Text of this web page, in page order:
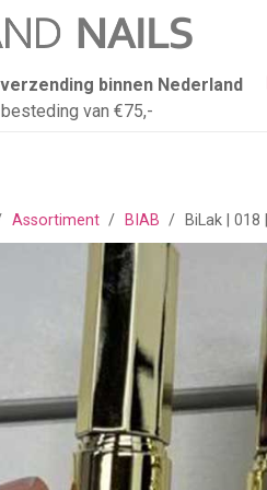
binnen Nederland
van €75,-
Assortiment / BIAB / BiLak | 018